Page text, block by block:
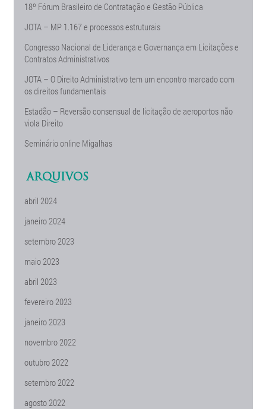
18º Fórum Brasileiro de Contratação e Gestão Pública
JOTA – MP 1.167 e processos estruturais
Congresso Nacional de Liderança e Governança em Licitações e
Contratos Administrativos
JOTA – O Direito Administrativo tem um encontro marcado com
os direitos fundamentais
Estadão – Reversão consensual de licitação de aeroportos não
viola Direito
Seminário online Migalhas
ARQUIVOS
abril 2024
janeiro 2024
setembro 2023
maio 2023
abril 2023
fevereiro 2023
janeiro 2023
novembro 2022
outubro 2022
setembro 2022
agosto 2022